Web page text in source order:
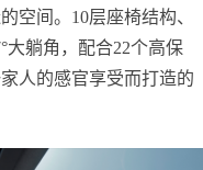
间。10层座椅结构、
大躺角，配合22个高保
人的感官享受而打造的